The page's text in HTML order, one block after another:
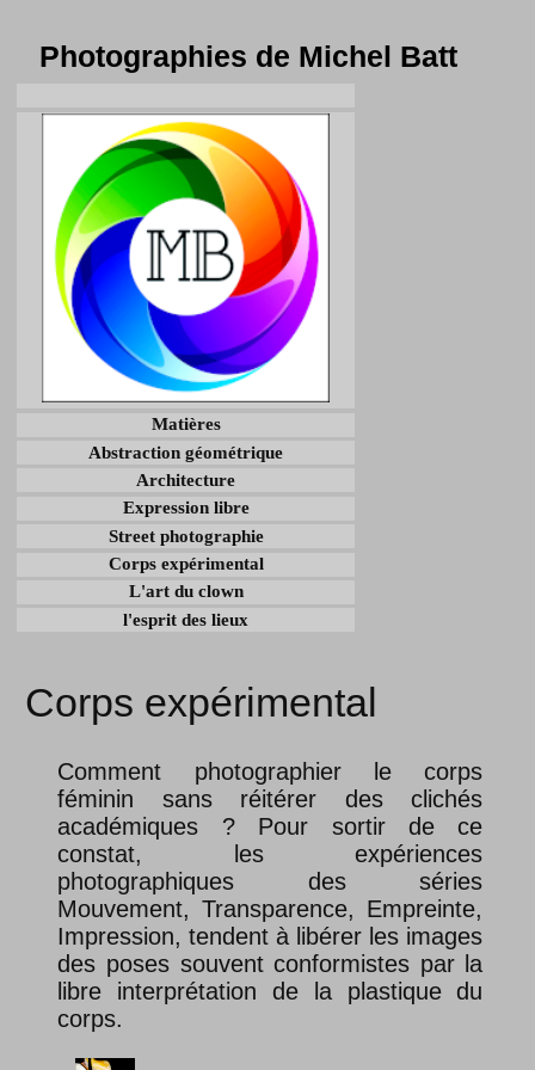
Photographies de Michel Batt
Matières
Abstraction géométrique
Architecture
Expression libre
Street photographie
Corps expérimental
L'art du clown
l'esprit des lieux
Corps expérimental
Comment photographier le corps
féminin sans réitérer des clichés
académiques ? Pour sortir de ce
constat, les expériences
photographiques des séries
Mouvement, Transparence, Empreinte,
Impression, tendent à libérer les images
des poses souvent conformistes par la
libre interprétation de la plastique du
corps.